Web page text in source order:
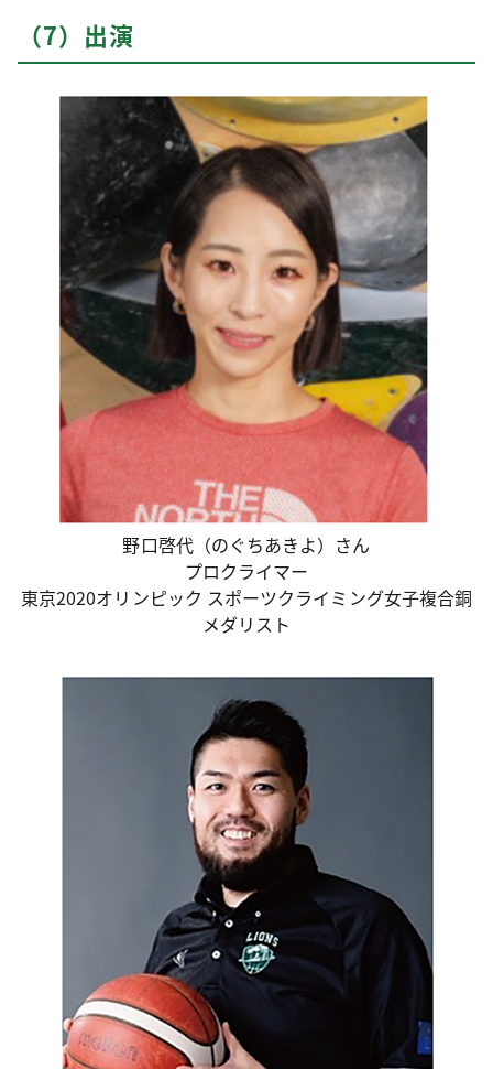
（7）出演
野口啓代（のぐちあきよ）さん
プロクライマー
東京2020オリンピック スポーツクライミング女子複合銅
メダリスト